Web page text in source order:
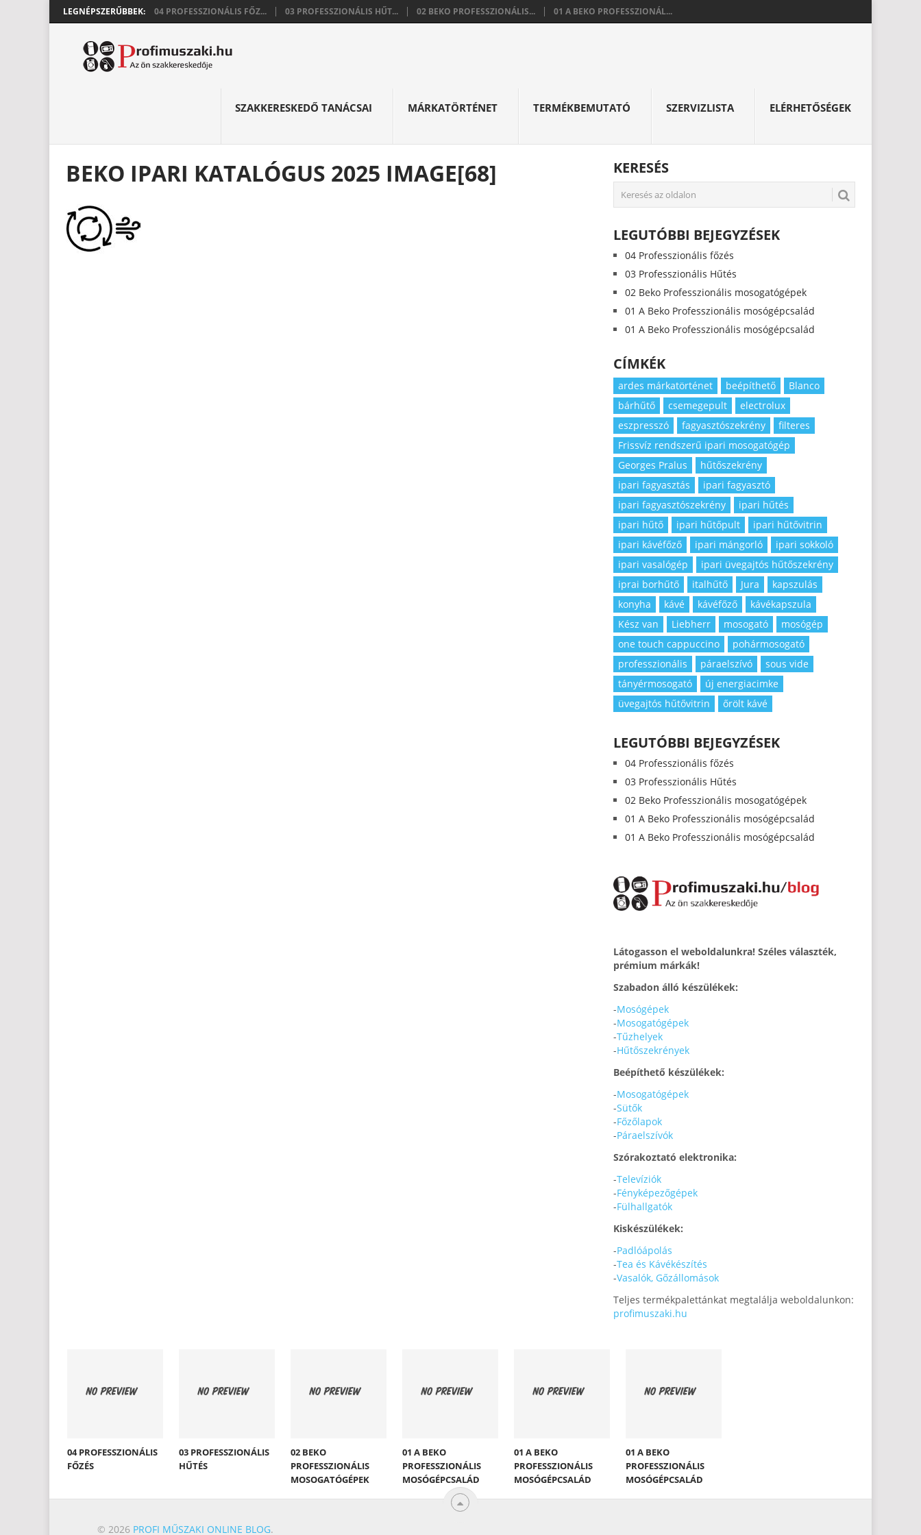
LEGNÉPSZERŰBBEK: 04 PROFESSZIONÁLIS FŐZ... 03 PROFESSZIONÁLIS HŰT... 02 BEKO PROFESSZIONÁLIS... 01 A BEKO PROFESSZIONÁL...
SZAKKERESKEDŐ TANÁCSAI MÁRKATÖRTÉNET TERMÉKBEMUTATÓ SZERVIZLISTA ELÉRHETŐSÉGEK
BEKO IPARI KATALÓGUS 2025 IMAGE[68] KERESÉS
LEGUTÓBBI BEJEGYZÉSEK
04 Professzionális főzés
03 Professzionális Hűtés
02 Beko Professzionális mosogatógépek
01 A Beko Professzionális mosógépcsalád
01 A Beko Professzionális mosógépcsalád
CÍMKÉK
ardes márkatörténet beépíthető
Blanco
bárhűtő
csemegepult
electrolux
eszpresszó
fagyasztószekrény
filteres
Frissvíz rendszerű ipari mosogatógép
Georges Pralus
hűtőszekrény
ipari fagyasztás
ipari fagyasztó
ipari fagyasztószekrény
ipari hűtés
ipari hűtő
ipari hűtőpult
ipari hűtővitrin
ipari kávéfőző
ipari mángorló
ipari sokkoló
ipari vasalógép
ipari üvegajtós hűtőszekrény
iprai borhűtő
italhűtő Jura
kapszulás
konyha
kávé kávéfőző
kávékapszula
Kész van
Liebherr mosogató
mosógép
one touch cappuccino
pohármosogató
professzionális
páraelszívó
sous vide
tányérmosogató
új energiacimke
üvegajtós hűtővitrin
őrölt kávé
LEGUTÓBBI BEJEGYZÉSEK
04 Professzionális főzés
03 Professzionális Hűtés
02 Beko Professzionális mosogatógépek
01 A Beko Professzionális mosógépcsalád
01 A Beko Professzionális mosógépcsalád
Látogasson el weboldalunkra! Széles választék,
prémium márkák!
Szabadon álló készülékek:
-Mosógépek
-Mosogatógépek
-Tűzhelyek
-Hűtőszekrények
Beépíthető készülékek:
-Mosogatógépek
-Sütők
-Főzőlapok
-Páraelszívók
Szórakoztató elektronika:
-Televíziók
-Fényképezőgépek
-Fülhallgatók
Kiskészülékek:
-Padlóápolás
-Tea és Kávékészítés
-Vasalók, Gőzállomások
Teljes termékpalettánkat megtalálja weboldalunkon:
profimuszaki.hu
04 PROFESSZIONÁLIS
FŐZÉS
03 PROFESSZIONÁLIS
HŰTÉS
02 BEKO
PROFESSZIONÁLIS
MOSOGATÓGÉPEK
01 A BEKO
PROFESSZIONÁLIS
MOSÓGÉPCSALÁD
01 A BEKO
PROFESSZIONÁLIS
MOSÓGÉPCSALÁD
01 A BEKO
PROFESSZIONÁLIS
MOSÓGÉPCSALÁD
© 2026 PROFI MŰSZAKI ONLINE BLOG.